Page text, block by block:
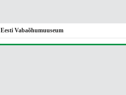
Eesti Vabaõhumuuseum